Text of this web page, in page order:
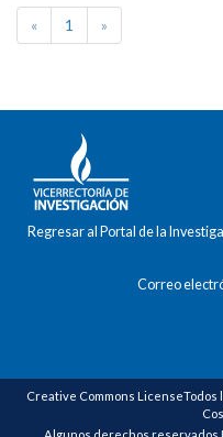
« 1 »
Regresar al Portal de la
Correo
Creative Commons